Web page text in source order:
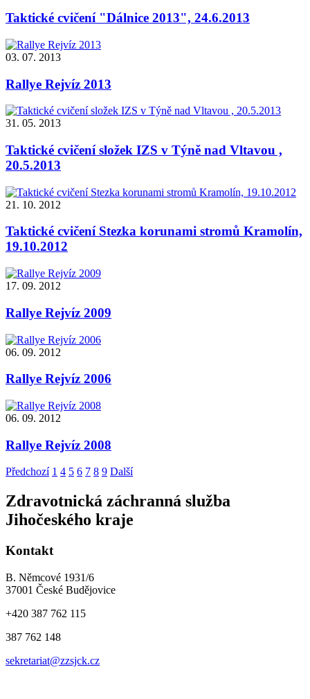
Taktické cvičení "Dálnice 2013", 24.6.2013
03. 07. 2013
Rallye Rejvíz 2013
31. 05. 2013
Taktické cvičení složek IZS v Týně nad Vltavou ,
20.5.2013
21. 10. 2012
Taktické cvičení Stezka korunami stromů Kramolín,
19.10.2012
17. 09. 2012
Rallye Rejvíz 2009
06. 09. 2012
Rallye Rejvíz 2006
06. 09. 2012
Rallye Rejvíz 2008
Předchozí 1 4 5 6 7 8 9 Další
Zdravotnická záchranná služba
Jihočeského kraje
Kontakt
B. Němcové 1931/6
37001 České Budějovice
+420 387 762 115
387 762 148
sekretariat@zzsjck.cz